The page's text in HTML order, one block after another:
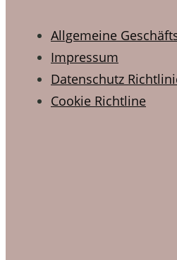
Allgemeine
Impressum
Datenschutz
Cookie Richtline